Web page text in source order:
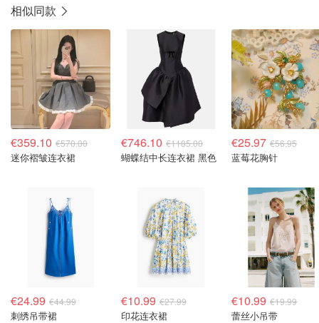
相似同款
€359.10 €570.00
迷你褶皱连衣裙
€746.10 €1185.00
蝴蝶结中长连衣裙 黑色
€25.97 €56.95
蓝莓花胸针
€24.99 €44.99
刺绣吊带裙
€10.99 €27.99
印花连衣裙
€10.99 €19.99
蕾丝小吊带